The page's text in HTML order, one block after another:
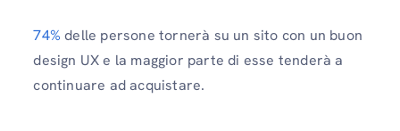
74% delle persone tornerà su un sito con un buon
design UX e la maggior parte di esse tenderà a
continuare ad acquistare.